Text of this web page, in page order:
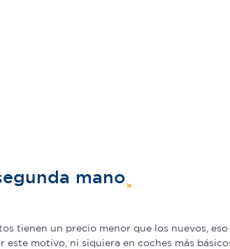
mano
tienen un precio menor que los nuevos,
motivo, ni siquiera en coches más